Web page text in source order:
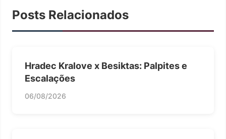
Posts Relacionados
Hradec Kralove x Besiktas: Palpites e
Escalações
06/08/2026